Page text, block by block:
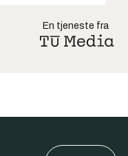
En tjeneste fra